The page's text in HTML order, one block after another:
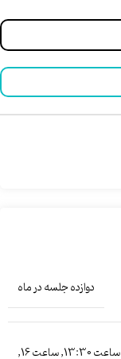
دوازده جلسه در ماه
ساعت 13:30 ,ساعت 16 ,